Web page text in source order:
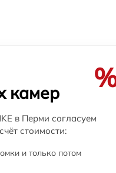
камер
в Перми согласуем
стоимости:
и только потом